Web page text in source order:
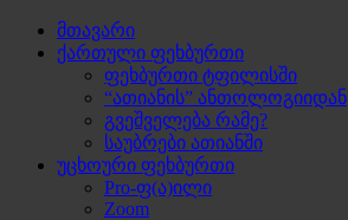
მთავარი
ქართული ფეხბურთი
ფეხბურთი ტფილისში
“ათიანის” ანთოლოგიიდან
გვეშველება რამე?
საუბრები ათიანში
უცხოური ფეხბურთი
Pro-ფ(ა)ილი
Zoom